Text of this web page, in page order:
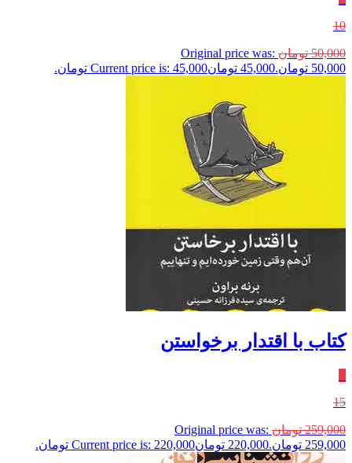
10
50,000 تومان Original price was:
50,000 تومان.
45,000 تومانCurrent price is: 45,000 تومان.
کتاب با اقتدار برخواستن
15
259,000 تومان Original price was:
259,000 تومان.
220,000 تومانCurrent price is: 220,000 تومان.